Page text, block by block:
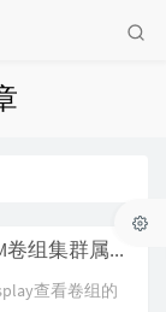
RHEL错误设置LVM卷组集群属性问题处理
查看卷组的